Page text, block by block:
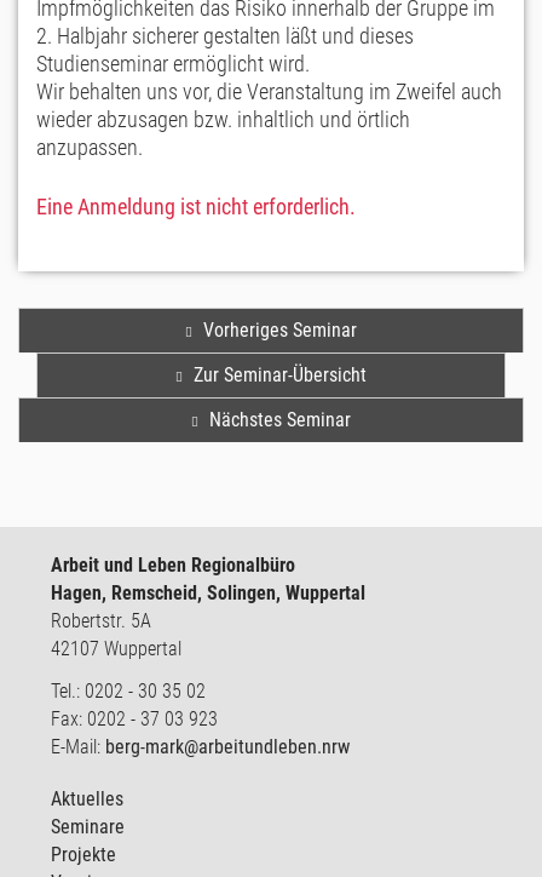
Impfmöglichkeiten das Risiko innerhalb der Gruppe im
2. Halbjahr sicherer gestalten läßt und dieses
Studienseminar ermöglicht wird.
Wir behalten uns vor, die Veranstaltung im Zweifel auch
wieder abzusagen bzw. inhaltlich und örtlich
anzupassen.
Eine Anmeldung ist nicht erforderlich.
Vorheriges Seminar
Zur Seminar-Übersicht
Nächstes Seminar
Arbeit und Leben Regionalbüro
Hagen, Remscheid, Solingen, Wuppertal
Robertstr. 5A
42107 Wuppertal
Tel.: 0202 - 30 35 02
Fax: 0202 - 37 03 923
E-Mail: berg-mark@arbeitundleben.nrw
Aktuelles
Seminare
Projekte